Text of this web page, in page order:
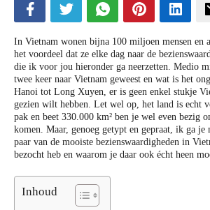
In Vietnam wonen bijna 100 miljoen mensen en
het voordeel dat ze elke dag naar de
die ik voor jou hieronder ga neerzetten. Medio
twee keer naar Vietnam geweest en wat is het
Hanoi tot Long Xuyen, er is geen enkel stukje
gezien wilt hebben. Let wel op, het land is echt
pak en beet 330.000 km² ben je wel even bezig
komen. Maar, genoeg getypt en gepraat, ik ga je
paar van de mooiste bezienswaardigheden in
bezocht heb en waarom je daar ook écht heen
Inhoud